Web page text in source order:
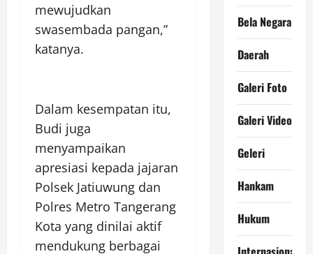
mewujudkan
swasembada pangan,”
katanya.
Dalam kesempatan itu,
Budi juga
menyampaikan
apresiasi kepada jajaran
Polsek Jatiuwung dan
Polres Metro Tangerang
Kota yang dinilai aktif
mendukung berbagai
Bela Negara
Daerah
Galeri Foto
Galeri Video
Geleri
Hankam
Hukum